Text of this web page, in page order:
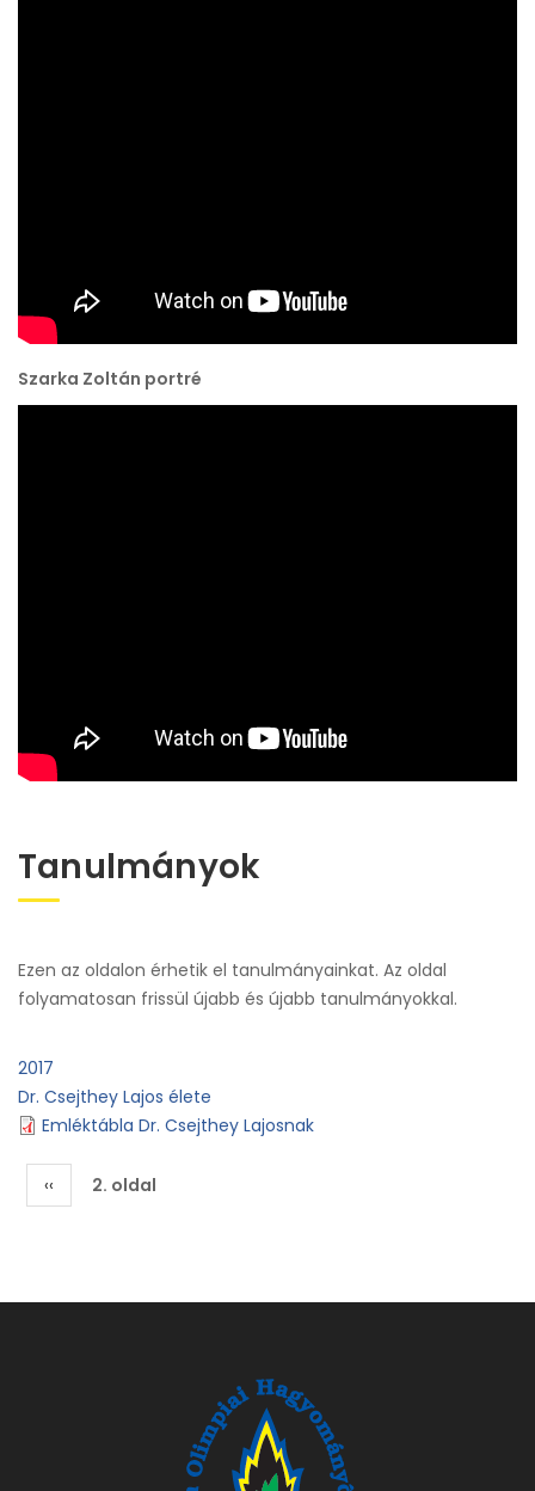
Szarka Zoltán portré
Tanulmányok
Ezen az oldalon érhetik el tanulmányainkat. Az oldal
folyamatosan frissül újabb és újabb tanulmányokkal.
2017
Dr. Csejthey Lajos élete
Emléktábla Dr. Csejthey Lajosnak
Oldalszámozás
Előző
oldal
‹‹ 2. oldal